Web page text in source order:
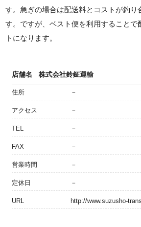
す。急ぎの場合は配送料とコストが釣り
す。ですが、ベスト便を利用することで
トになります。
店舗名 株式会社鈴鉦運輸
住所 －
アクセス －
TEL －
FAX －
営業時間 －
定休日 －
URL http://www.suzusho-